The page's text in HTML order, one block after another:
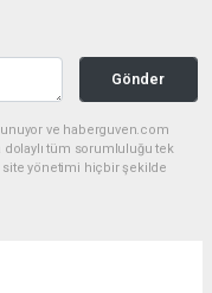
Gönder
ve haberguven.com
dolaylı tüm sorumluluğu tek
site yönetimi hiçbir şekilde